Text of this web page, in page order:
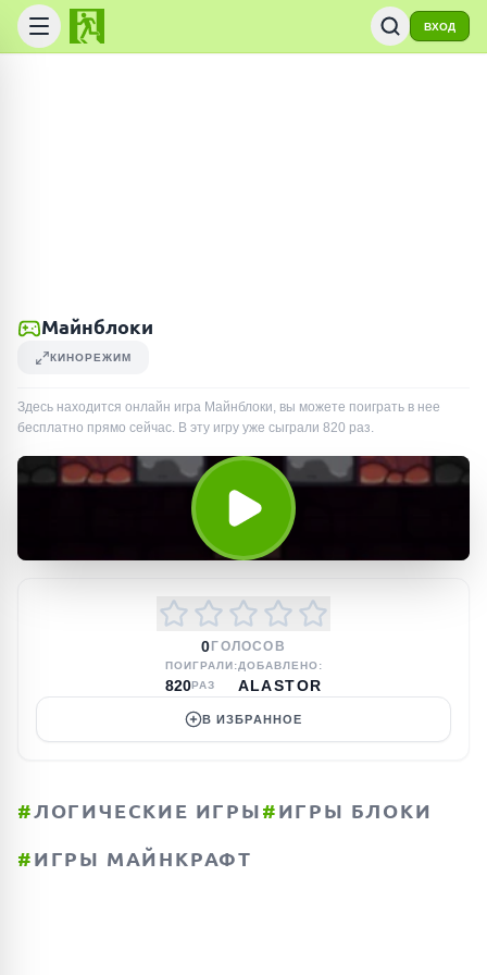
ВХОД
Майнблоки
КИНОРЕЖИМ
Здесь находится онлайн игра Майнблоки, вы можете поиграть в нее
бесплатно прямо сейчас. В эту игру уже сыграли 820 раз.
0 ГОЛОСОВ
ПОИГРАЛИ:
820РАЗ
ДОБАВЛЕНО:
ALASTOR
В ИЗБРАННОЕ
#ЛОГИЧЕСКИЕ ИГРЫ#ИГРЫ БЛОКИ
#ИГРЫ МАЙНКРАФТ